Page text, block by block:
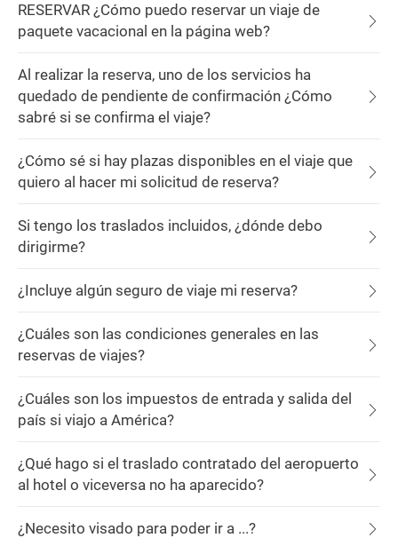
RESERVAR ¿Cómo puedo reservar un viaje de
paquete vacacional en la página web?
Al realizar la reserva, uno de los servicios ha
quedado de pendiente de confirmación ¿Cómo
sabré si se confirma el viaje?
¿Cómo sé si hay plazas disponibles en el viaje que
quiero al hacer mi solicitud de reserva?
Si tengo los traslados incluidos, ¿dónde debo
dirigirme?
¿Incluye algún seguro de viaje mi reserva?
¿Cuáles son las condiciones generales en las
reservas de viajes?
¿Cuáles son los impuestos de entrada y salida del
país si viajo a América?
¿Qué hago si el traslado contratado del aeropuerto
al hotel o viceversa no ha aparecido?
¿Necesito visado para poder ir a ...?